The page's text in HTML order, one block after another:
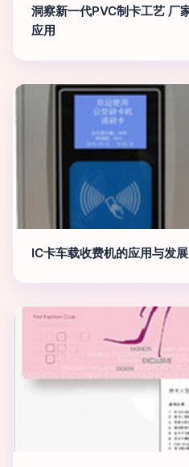
洞察新一代PVC制卡工艺 厂
应用
IC卡车载收费机的应用与发